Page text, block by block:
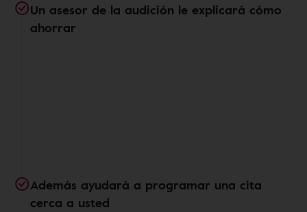
Un asesor de la audición le explicará cómo
ahorrar
Además ayudará a programar una cita
cerca a usted